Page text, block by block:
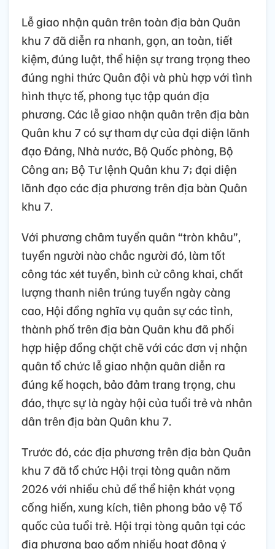
Lễ giao nhận quân trên toàn địa bàn Quân
khu 7 đã diễn ra nhanh, gọn, an toàn, tiết
kiệm, đúng luật, thể hiện sự trang trọng theo
đúng nghi thức Quân đội và phù hợp với tình
hình thực tế, phong tục tập quán địa
phương. Các lễ giao nhận quân trên địa bàn
Quân khu 7 có sự tham dự của đại diện lãnh
đạo Đảng, Nhà nước, Bộ Quốc phòng, Bộ
Công an; Bộ Tư lệnh Quân khu 7; đại diện
lãnh đạo các địa phương trên địa bàn Quân
khu 7.
Với phương châm tuyển quân “tròn khâu”,
tuyển người nào chắc người đó, làm tốt
công tác xét tuyển, bình cử công khai, chất
lượng thanh niên trúng tuyển ngày càng
cao, Hội đồng nghĩa vụ quân sự các tỉnh,
thành phố trên địa bàn Quân khu đã phối
hợp hiệp đồng chặt chẽ với các đơn vị nhận
quân tổ chức lễ giao nhận quân diễn ra
đúng kế hoạch, bảo đảm trang trọng, chu
đáo, thực sự là ngày hội của tuổi trẻ và nhân
dân trên địa bàn Quân khu 7.
Trước đó, các địa phương trên địa bàn Quân
khu 7 đã tổ chức Hội trại tòng quân năm
2026 với nhiều chủ đề thể hiện khát vọng
cống hiến, xung kích, tiên phong bảo vệ Tổ
quốc của tuổi trẻ. Hội trại tòng quân tại các
địa phương bao gồm nhiều hoạt động ý